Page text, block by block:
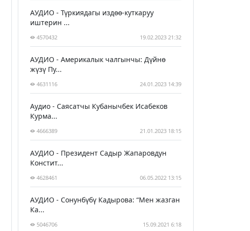
АУДИО - Түркиядагы издөө-куткаруу
иштерин ...
4570432 19.02.2023 21:32
АУДИО - Америкалык чалгынчы: Дүйнө
жүзү Пу...
4631116 24.01.2023 14:39
Аудио - Саясатчы Кубанычбек Исабеков
Курма...
4666389 21.01.2023 18:15
АУДИО - Президент Садыр Жапаровдун
Констит...
4628461 06.05.2022 13:15
АУДИО - Сонунбүбү Кадырова: “Мен жазган
Ка...
5046706 15.09.2021 6:18